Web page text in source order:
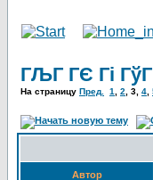
ГЉГ ГЄ Гі
На страницу Пред. 1 2 3 4
Автор